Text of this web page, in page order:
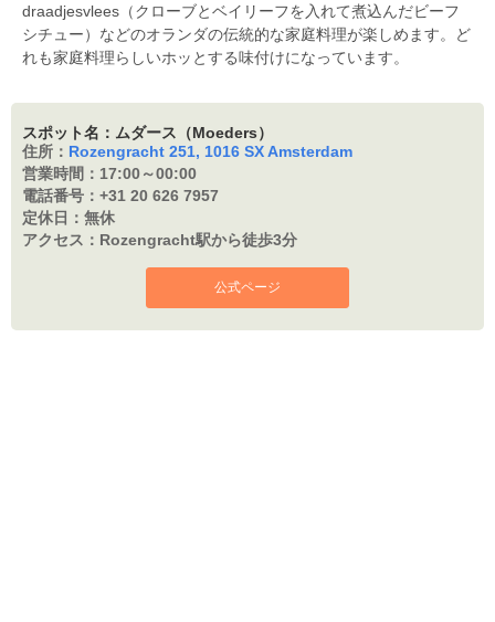
draadjesvlees（クローブとベイリーフを入れて煮込んだビーフ
シチュー）などのオランダの伝統的な家庭料理が楽しめます。ど
れも家庭料理らしいホッとする味付けになっています。
スポット名：ムダース（Moeders）
住所： Rozengracht 251, 1016 SX Amsterdam
営業時間： 17:00～00:00
電話番号： +31 20 626 7957
定休日： 無休
アクセス： Rozengracht駅から徒歩3分
公式ページ